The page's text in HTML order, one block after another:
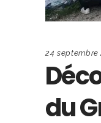
24 septembre
du